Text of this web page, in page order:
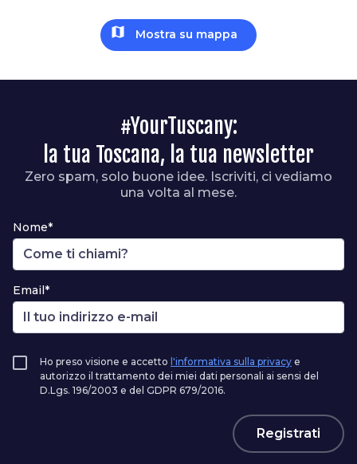
map Mostra su mappa
#YourTuscany:
la tua Toscana, la tua newsletter
Zero spam, solo buone idee. Iscriviti, ci vediamo
una volta al mese.
Nome*
Email*
Ho preso visione e accetto l'informativa sulla privacy e
autorizzo il trattamento dei miei dati personali ai sensi del
D.Lgs. 196/2003 e del GDPR 679/2016.
Registrati